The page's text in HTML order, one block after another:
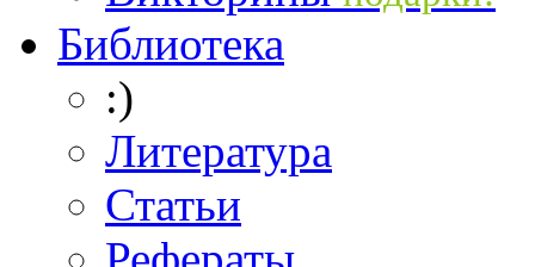
Библиотека
:)
Литература
Статьи